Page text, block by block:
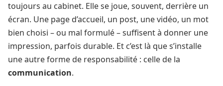
toujours au cabinet. Elle se joue, souvent, derrière un
écran. Une page d’accueil, un post, une vidéo, un mot
bien choisi – ou mal formulé – suffisent à donner une
impression, parfois durable. Et c’est là que s’installe
une autre forme de responsabilité : celle de la
communication.